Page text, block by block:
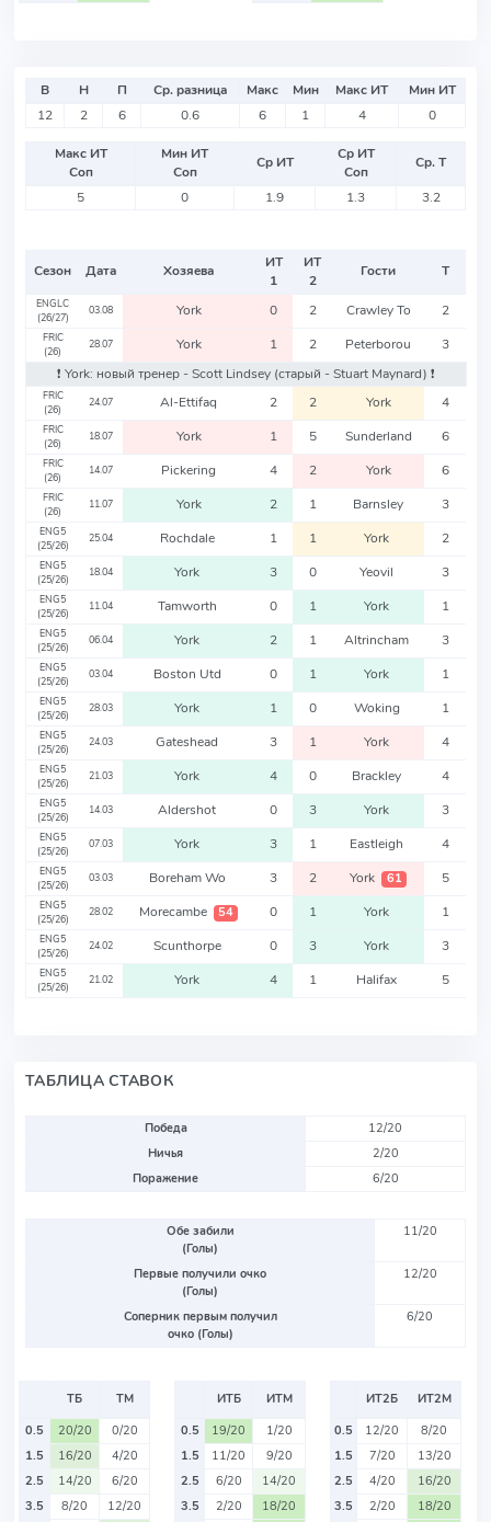
В Н П Ср. разница Макс Мин Макс ИТ
Мин ИТ
12
2 6 0.6 6 1 4 0
Макс ИТ
Соп
Мин ИТ
Соп
Ср ИТ
Ср ИТ
Соп
Ср. Т
5
0 1.9 1.3 3.2
Сезон Дата Хозяева
ИТ
1
ИТ
2
Гости Т
ENGLC
(26/27)
03.08 York 0 2 Crawley To 2
FRIC
(26)
28.07 York 1 2 Peterborou
3
❗️ York: новый тренер - Scott Lindsey (старый - Stuart Maynard) ❗️
FRIC
(26)
24.07 Al-Ettifaq 2 2 York 4
FRIC
(26)
18.07 York 1 5 Sunderland 6
FRIC
(26)
14.07 Pickering 4 2 York 6
FRIC
(26)
11.07 York 2 1 Barnsley 3
ENG5
(25/26)
25.04 Rochdale 1 1 York 2
ENG5
(25/26)
18.04 York 3 0 Yeovil 3
ENG5
(25/26)
11.04 Tamworth 0 1 York 1
ENG5
(25/26)
06.04 York 2 1 Altrincham 3
ENG5
(25/26)
03.04 Boston Utd 0 1 York 1
ENG5
(25/26)
28.03 York 1 0 Woking 1
ENG5
(25/26)
24.03 Gateshead 3 1 York 4
ENG5
(25/26)
21.03 York 4 0 Brackley 4
ENG5
(25/26)
14.03 Aldershot 0 3 York 3
ENG5
(25/26)
07.03 York 3 1 Eastleigh 4
ENG5
(25/26)
03.03 Boreham Wo 3 2 York 61 5
ENG5
(25/26)
28.02 Morecambe 54 0 1 York 1
ENG5
(25/26)
24.02 Scunthorpe 0 3 York 3
ENG5
(25/26)
21.02 York 4 1 Halifax 5
ТАБЛИЦА СТАВОК
Победа
12/20
Ничья
2/20
Поражение
6/20
Обе забили
(Голы)
11/20
Первые получили очко
(Голы)
12/20
Соперник первым получил
очко (Голы)
6/20
ТБ
ТМ
0.5
20/20
0/20
1.5
16/20
4/20
2.5
14/20
6/20
3.5
8/20
12/20
ИТБ
ИТМ
0.5
19/20
1/20
1.5
11/20
9/20
2.5
6/20
14/20
3.5
2/20
18/20
ИТ2Б
ИТ2М
0.5
12/20
8/20
1.5
7/20
13/20
2.5
4/20
16/20
3.5
2/20
18/20